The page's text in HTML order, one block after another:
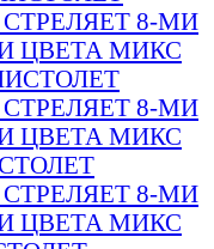
8-МИ
ЦВЕТА МИКС
8-МИ
ЦВЕТА МИКС
8-МИ
ЦВЕТА МИКС